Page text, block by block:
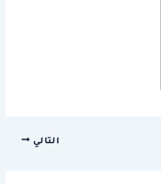
التالي